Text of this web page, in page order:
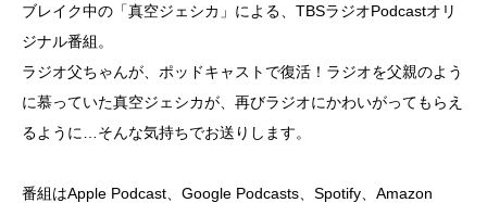
ブレイク中の「真空ジェシカ」による、TBSラジオPodcastオリ
ジナル番組。
ラジオ父ちゃんが、ポッドキャストで復活！ラジオを父親のよう
に慕っていた真空ジェシカが、再びラジオにかわいがってもらえ
るように…そんな気持ちでお送りします。
番組はApple Podcast、Google Podcasts、Spotify、Amazon